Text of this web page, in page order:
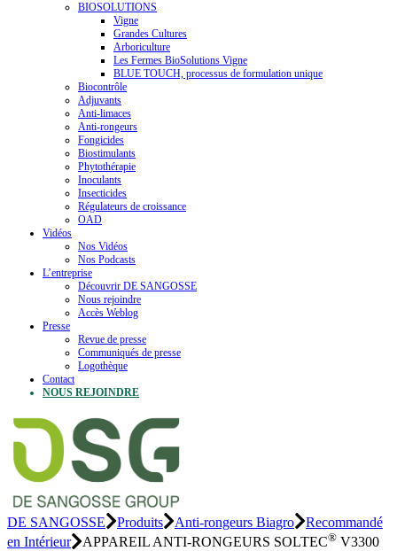
BIOSOLUTIONS
Vigne
Grandes Cultures
Arboriculture
Les Fermes BioSolutions Vigne
BLUE TOUCH, processus de formulation unique
Biocontrôle
Adjuvants
Anti-limaces
Anti-rongeurs
Fongicides
Biostimulants
Phytothérapie
Inoculants
Insecticides
Régulateurs de croissance
OAD
Vidéos
Nos Vidéos
Nos Podcasts
L’entreprise
Découvrir DE SANGOSSE
Nous rejoindre
Accès Weblog
Presse
Revue de presse
Communiqués de presse
Logothèque
Contact
NOUS REJOINDRE
DE SANGOSSE Produits Anti-rongeurs Biagro
Recommandé
en Intérieur
APPAREIL ANTI-RONGEURS SOLTEC® V3300